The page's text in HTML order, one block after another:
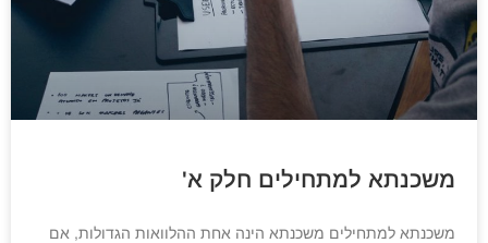
משכנתא למתחילים חלק א'
משכנתא למתחילים משכנתא הינה אחת ההלוואות הגדולות, אם